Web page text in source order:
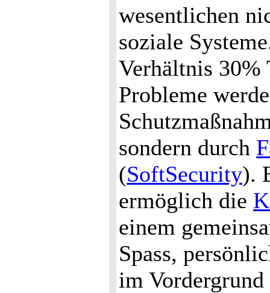
wesentlichen
soziale
Verhältnis 30%
Probleme
sondern durch
(SoftSecurity).
ermöglich die
einem
Spass,
im